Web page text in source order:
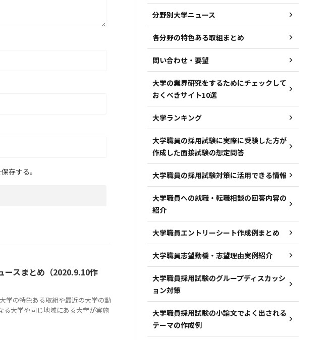
存する。
ースまとめ（2020.9.10作
学の特色ある取組や最近の大学の動
る大学や同じ地域にある大学が実施
分野別大学ニュース
各分野の特色ある取組まとめ
問い合わせ・要望
大学の業界研究をするためにチェックして
おくべきサイト10選
大学ランキング
大学職員の採用試験に実際に受験した方が
作成した面接試験の想定問答
大学職員の採用試験対策に活用できる情報
大学職員への就職・転職相談の回答内容の
紹介
大学職員エントリーシート作成例まとめ
大学職員志望動機・志望理由実例紹介
大学職員採用試験のグループディスカッシ
ョン対策
大学職員採用試験の小論文でよく出される
テーマの作成例